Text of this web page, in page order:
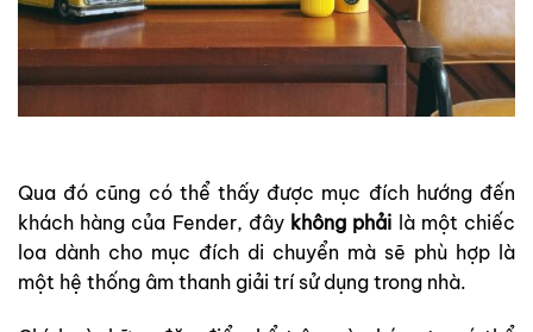
Qua đó cũng có thể thấy được mục đích hướng đến
khách hàng của Fender, đây không phải là một chiếc
loa dành cho mục đích di chuyển mà sẽ phù hợp là
một hệ thống âm thanh giải trí sử dụng trong nhà.